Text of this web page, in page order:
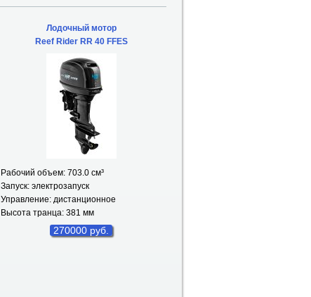
Лодочный мотор
Reef Rider RR 40 FFES
Рабочий объем: 703.0 см³
Запуск: электрозапуск
Управление: дистанционное
Высота транца: 381 мм
270000 руб.